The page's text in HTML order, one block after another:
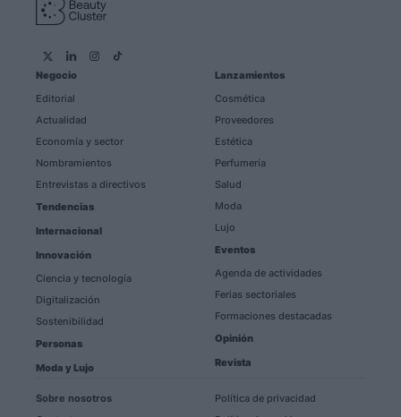
Negocio
Editorial
Actualidad
Economía y sector
Nombramientos
Entrevistas a directivos
Tendencias
Internacional
Innovación
Ciencia y tecnología
Digitalización
Sostenibilidad
Personas
Moda y Lujo
Lanzamientos
Cosmética
Proveedores
Estética
Perfumería
Salud
Moda
Lujo
Eventos
Agenda de actividades
Ferias sectoriales
Formaciones destacadas
Opinión
Revista
Sobre nosotros
Política de privacidad